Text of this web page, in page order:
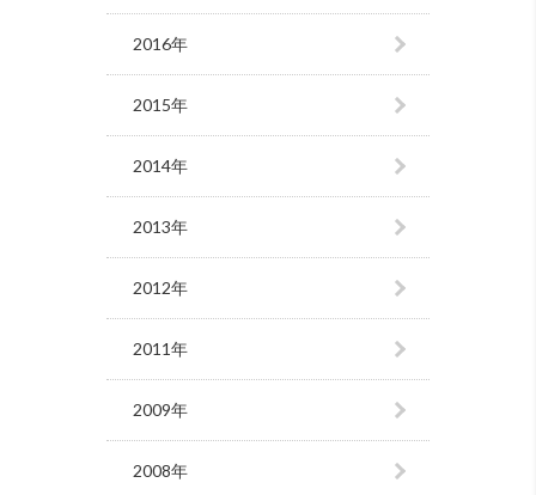
2016年
2015年
2014年
2013年
2012年
2011年
2009年
2008年